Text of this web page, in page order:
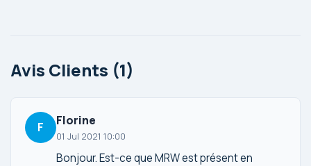
Avis Clients (1)
F Florine
01 Jul 2021 10:00
Bonjour. Est-ce que MRW est présent en